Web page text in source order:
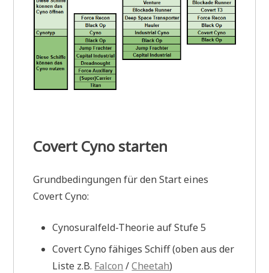
Covert Cyno starten
Grundbedingungen für den Start eines
Covert Cyno:
Cynosuralfeld-Theorie auf Stufe 5
Covert Cyno fähiges Schiff (oben aus der
Liste z.B. Falcon /Cheetah)